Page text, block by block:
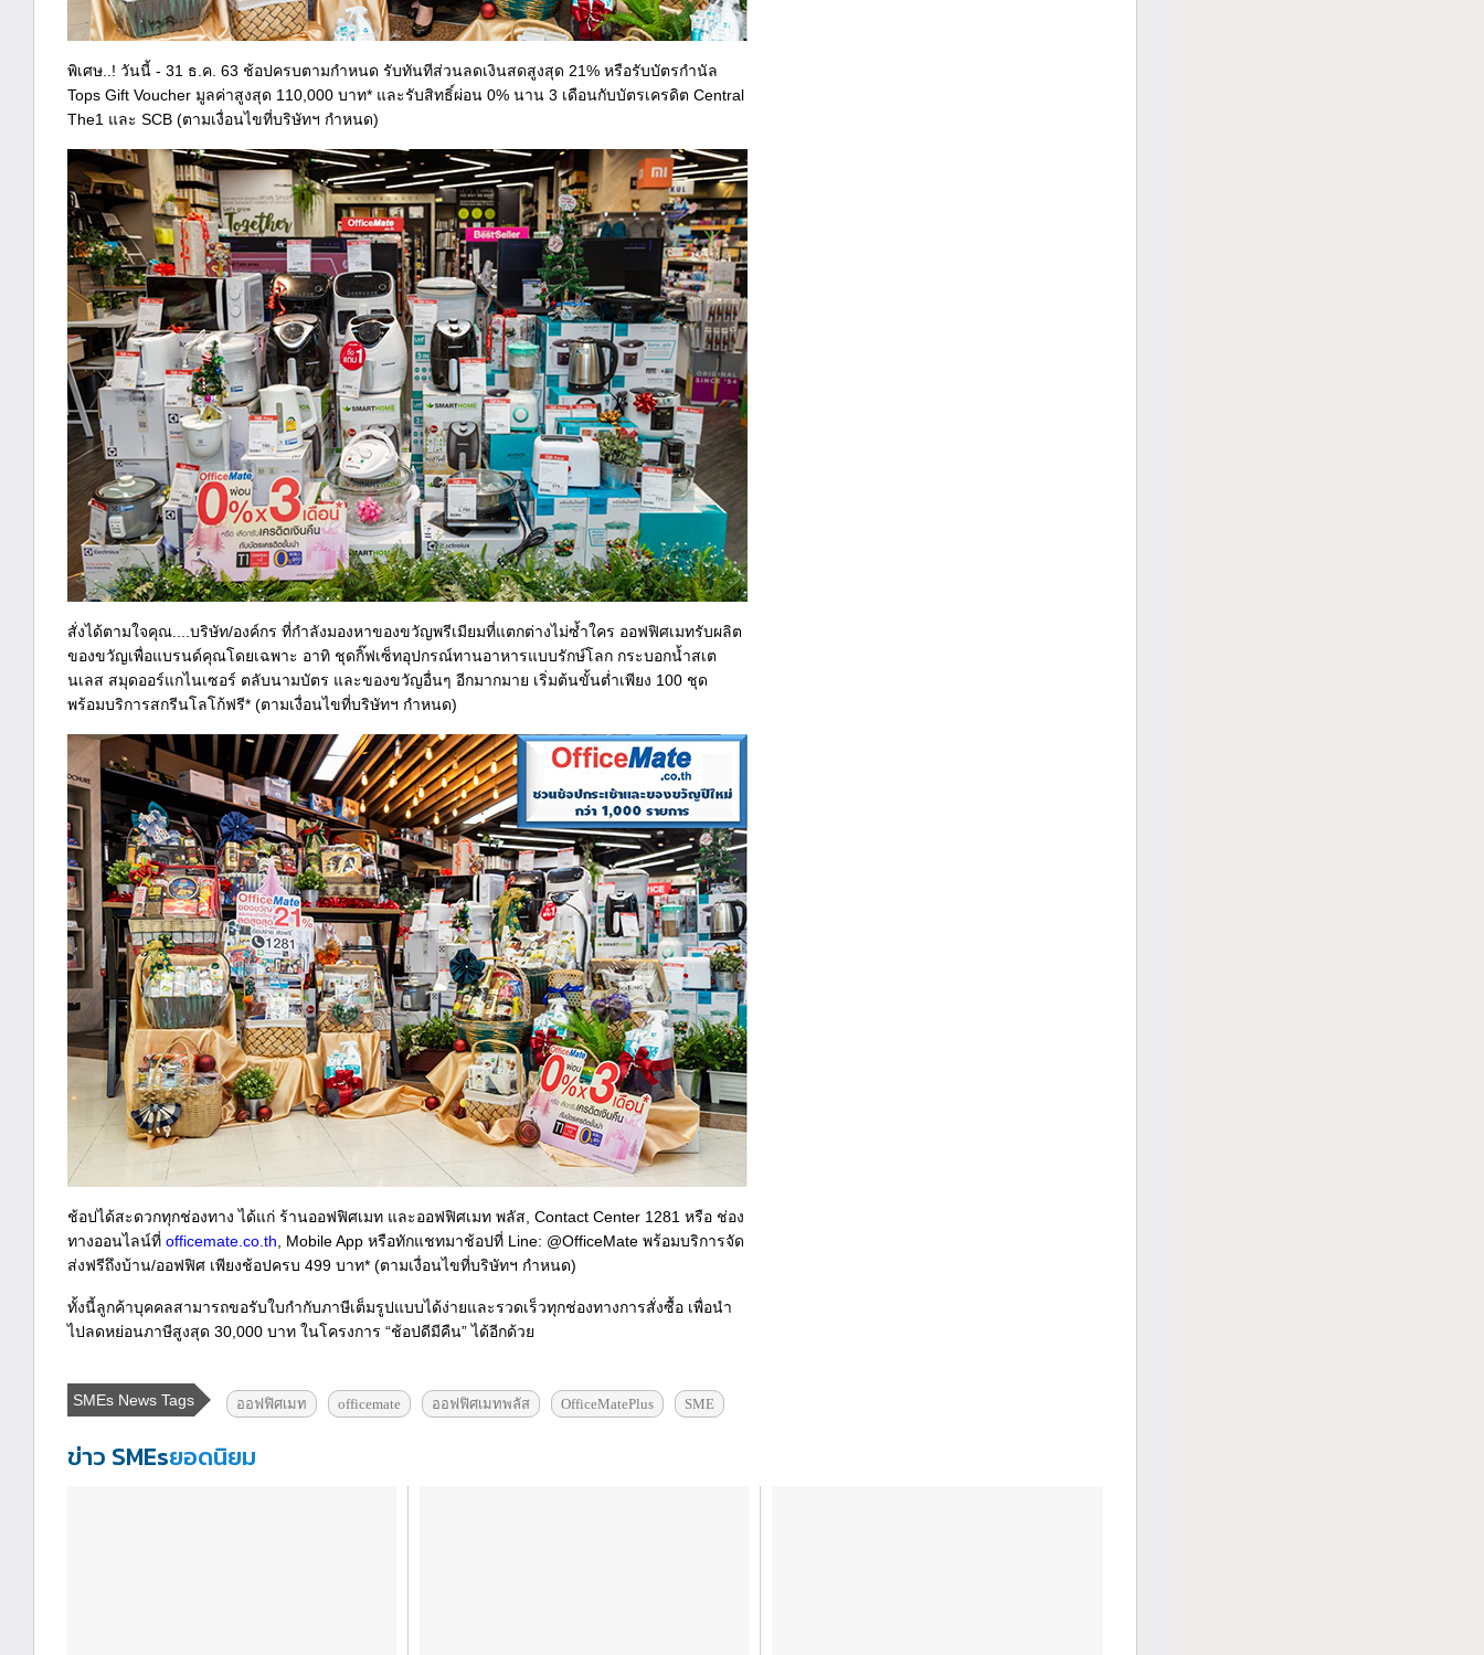
พิเศษ..! วันนี้ - 31 ธ.ค. 63 ช้อปครบตามกำหนด รับทันทีส่วนลดเงินสดสูงสุด 21% หรือรับบัตรกำนัล
Tops Gift Voucher มูลค่าสูงสุด 110,000 บาท* และรับสิทธิ์ผ่อน 0% นาน 3 เดือนกับบัตรเครดิต Central
The1 และ SCB (ตามเงื่อนไขที่บริษัทฯ กำหนด)
สั่งได้ตามใจคุณ....บริษัท/องค์กร ที่กำลังมองหาของขวัญพรีเมียมที่แตกต่างไม่ซ้ำใคร ออฟฟิศเมทรับผลิต
ของขวัญเพื่อแบรนด์คุณโดยเฉพาะ อาทิ ชุดกิ๊ฟเซ็ทอุปกรณ์ทานอาหารแบบรักษ์โลก กระบอกน้ำสเต
นเลส สมุดออร์แกไนเซอร์ ตลับนามบัตร และของขวัญอื่นๆ อีกมากมาย เริ่มต้นขั้นต่ำเพียง 100 ชุด
พร้อมบริการสกรีนโลโก้ฟรี* (ตามเงื่อนไขที่บริษัทฯ กำหนด)
ช้อปได้สะดวกทุกช่องทาง ได้แก่ ร้านออฟฟิศเมท และออฟฟิศเมท พลัส, Contact Center 1281 หรือ ช่อง
ทางออนไลน์ที่ officemate.co.th , Mobile App หรือทักแชทมาช้อปที่ Line: @OfficeMate พร้อมบริการจัด
ส่งฟรีถึงบ้าน/ออฟฟิศ เพียงช้อปครบ 499 บาท* (ตามเงื่อนไขที่บริษัทฯ กำหนด)
ทั้งนี้ลูกค้าบุคคลสามารถขอรับใบกำกับภาษีเต็มรูปแบบได้ง่ายและรวดเร็วทุกช่องทางการสั่งซื้อ เพื่อนำ
ไปลดหย่อนภาษีสูงสุด 30,000 บาท ในโครงการ “ช้อปดีมีคืน” ได้อีกด้วย
SMEs News Tags ออฟฟิศเมท officemate ออฟฟิศเมทพลัส OfficeMatePlus SME
ข่าว SMEsยอดนิยม